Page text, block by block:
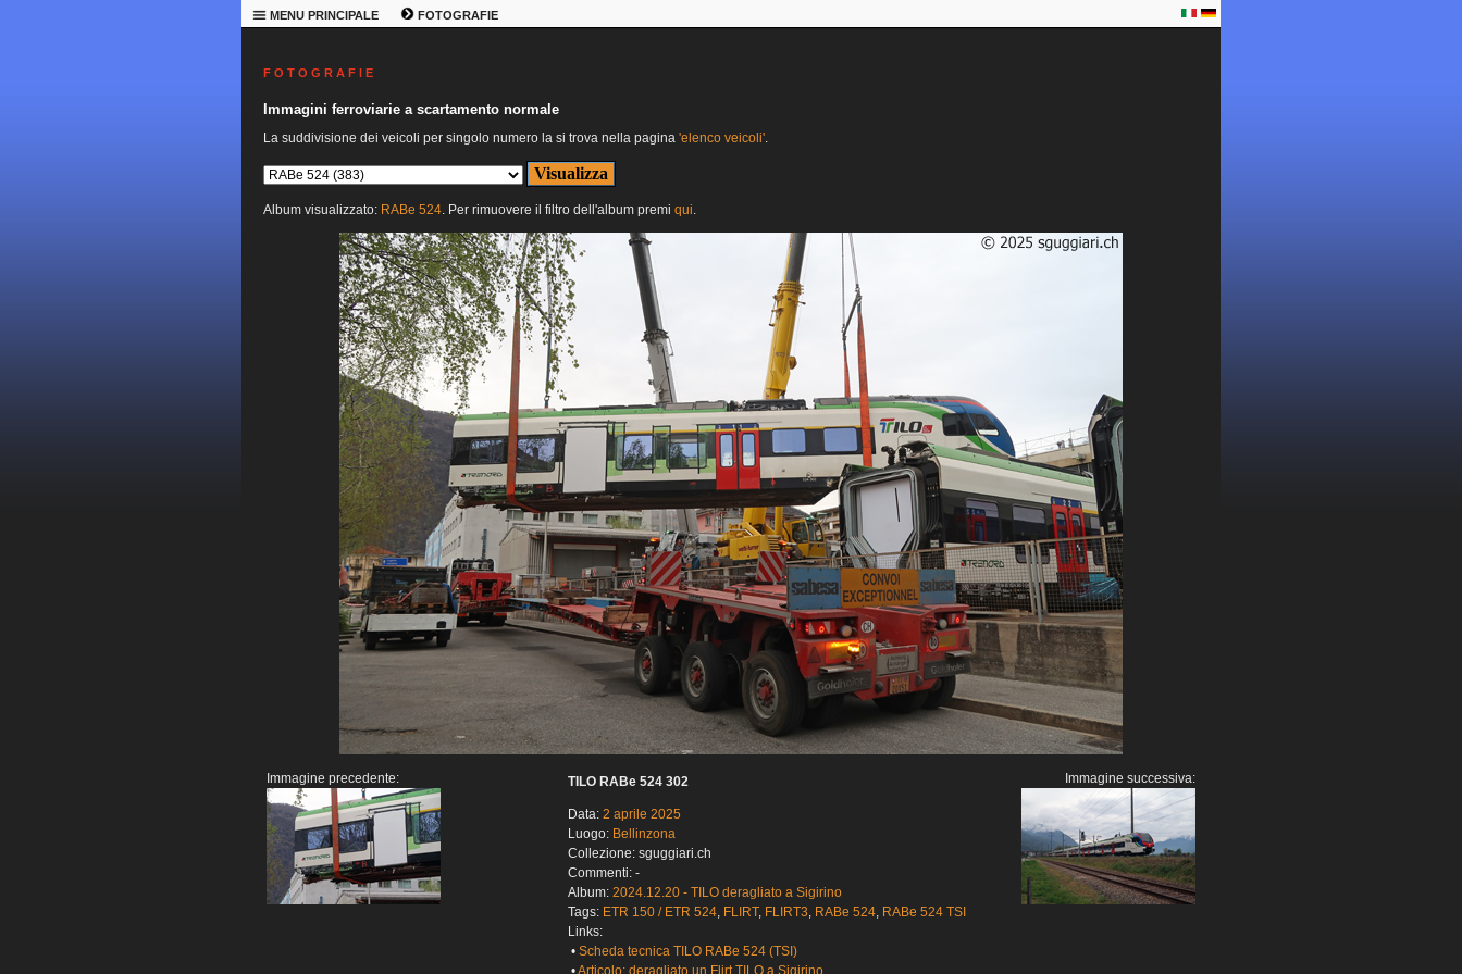
MENU PRINCIPALE FOTOGRAFIE
F O T O G R A F I E
Immagini ferroviarie a scartamento normale
La suddivisione dei veicoli per singolo numero la si trova nella pagina 'elenco veicoli'.
Album visualizzato: RABe 524. Per rimuovere il filtro dell'album premi qui.
Immagine precedente: TILO RABe 524 302
Data: 2 aprile 2025
Luogo: Bellinzona
Collezione: sguggiari.ch
Commenti: -
Album: 2024.12.20 - TILO deragliato a Sigirino
Tags: ETR 150 / ETR 524, FLIRT, FLIRT3, RABe 524, RABe 524 TSI
Links:
• Scheda tecnica TILO RABe 524 (TSI)
Immagine successiva: